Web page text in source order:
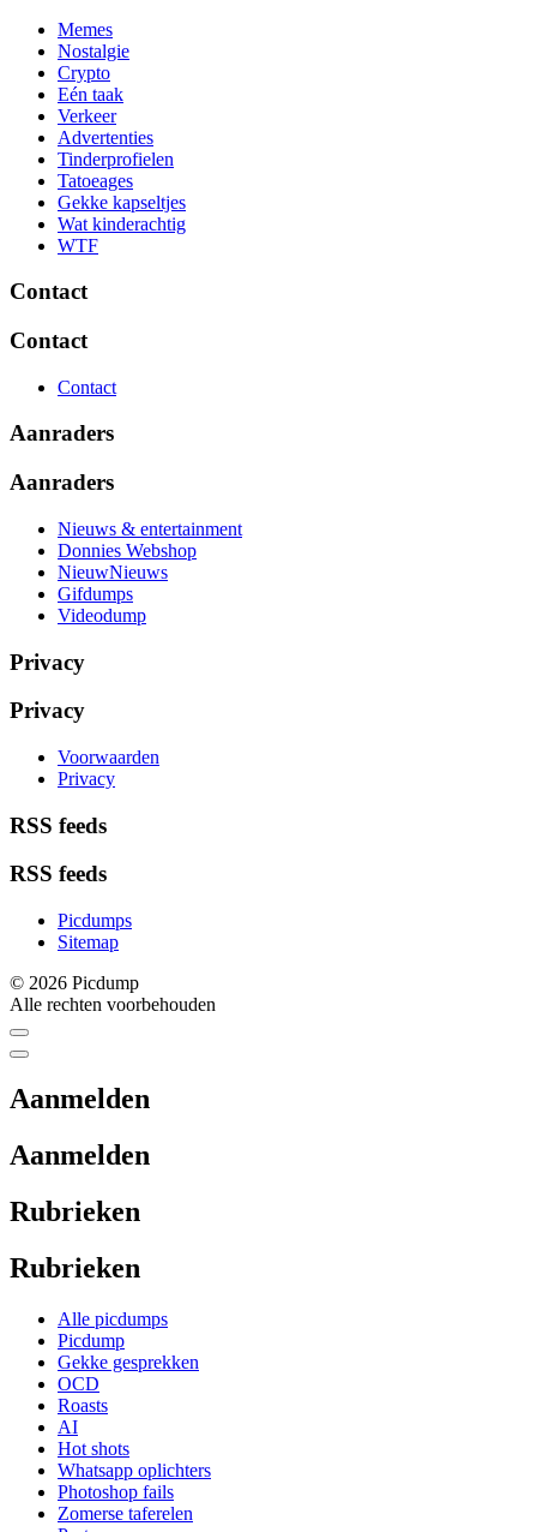
Memes
Nostalgie
Crypto
Eén taak
Verkeer
Advertenties
Tinderprofielen
Tatoeages
Gekke kapseltjes
Wat kinderachtig
WTF
Contact
Contact
Contact
Aanraders
Aanraders
Nieuws & entertainment
Donnies Webshop
NieuwNieuws
Gifdumps
Videodump
Privacy
Privacy
Voorwaarden
Privacy
RSS feeds
RSS feeds
Picdumps
Sitemap
© 2026 Picdump
Alle rechten voorbehouden
Aanmelden
Aanmelden
Rubrieken
Rubrieken
Alle picdumps
Picdump
Gekke gesprekken
OCD
Roasts
AI
Hot shots
Whatsapp oplichters
Photoshop fails
Zomerse taferelen